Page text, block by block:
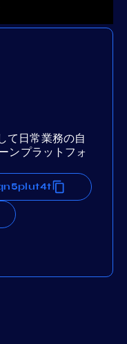
て日常業務の自
ンプラットフォ